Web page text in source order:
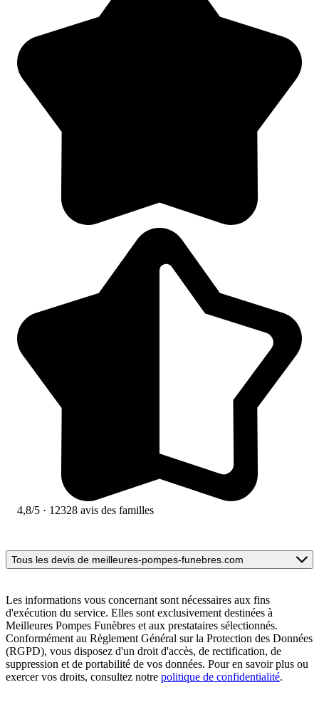
4,8/5 · 12328 avis des familles
Tous les devis de meilleures-pompes-funebres.com
Les informations vous concernant sont nécessaires aux fins
d'exécution du service. Elles sont exclusivement destinées à
Meilleures Pompes Funèbres et aux prestataires sélectionnés.
Conformément au Règlement Général sur la Protection des Données
(RGPD), vous disposez d'un droit d'accès, de rectification, de
suppression et de portabilité de vos données. Pour en savoir plus ou
exercer vos droits, consultez notre politique de confidentialité.